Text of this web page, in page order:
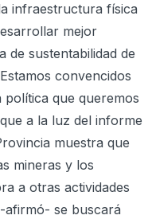
infraestructura física
mejor
de sustentabilidad de
convencidos
política que queremos
a la luz del informe
muestra que
mineras y los
a otras actividades
afirmó- se buscará